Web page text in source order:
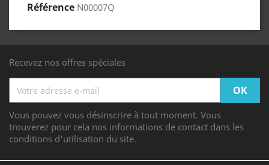
Référence N00007Q
Recevez nos offres spéciales
Vous pouvez vous désinscrire à tout moment. Vous
trouverez pour cela nos informations de contact dans les
conditions d'utilisation du site.